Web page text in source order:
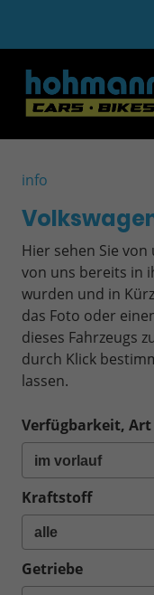
info
Hier sehen Sie
von uns bereits in
wurden und in
das Foto oder
dieses Fahrzeugs
durch Klick
lassen.
Verfügbarkeit, Art
Kraftstoff
Getriebe